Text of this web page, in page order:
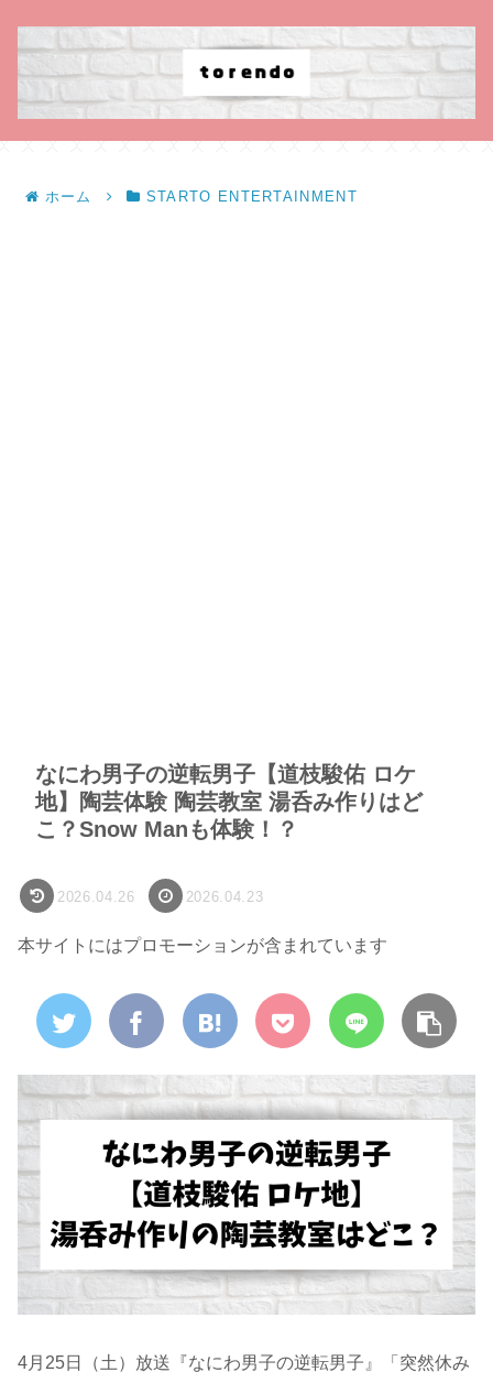
ホーム STARTO ENTERTAINMENT
なにわ男子の逆転男子【道枝駿佑 ロケ
地】陶芸体験 陶芸教室 湯呑み作りはど
こ？Snow Manも体験！？
2026.04.26 2026.04.23
本サイトにはプロモーションが含まれています
4月25日（土）放送『なにわ男子の逆転男子』「突然休み